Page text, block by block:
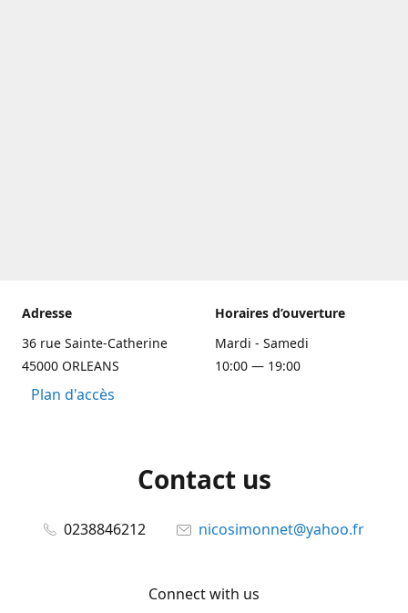
Adresse
36 rue Sainte-Catherine
45000 ORLEANS
Plan d'accès
Horaires d’ouverture
Mardi - Samedi
10:00 — 19:00
Contact us
0238846212 nicosimonnet@yahoo.fr
Connect with us